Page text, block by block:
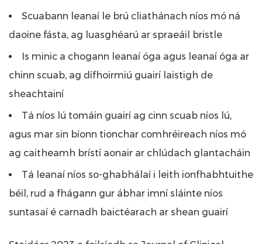
Scuabann leanaí le brú cliathánach níos mó ná
daoine fásta, ag luasghéarú ar spraeáil bristle
Is minic a chogann leanaí óga agus leanaí óga ar
chinn scuab, ag dífhoirmiú guairí laistigh de
sheachtainí
Tá níos lú tomáin guairí ag cinn scuab níos lú,
agus mar sin bíonn tionchar comhréireach níos mó
ag caitheamh brístí aonair ar chlúdach glantacháin
Tá leanaí níos so-ghabhálaí i leith ionfhabhtuithe
béil, rud a fhágann gur ábhar imní sláinte níos
suntasaí é carnadh baictéarach ar shean guairí